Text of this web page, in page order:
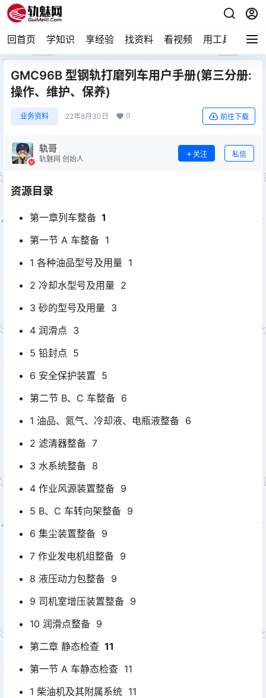
回首页 学知识 享经验 找资料 看视频 用工具 论技
GMC96B 型钢轨打磨列车用户手册(第三分册:
操作、维护、保养)
业务资料 22年8月30日 0 前往下载
轨哥
轨魅网 创始人
关注 私信
资源目录
第一章列车整备 1
第一节 A 车整备 1
1 各种油品型号及用量 1
2 冷却水型号及用量 2
3 砂的型号及用量 3
4 润滑点 3
5 铅封点 5
6 安全保护装置 5
第二节 B、C 车整备 6
1 油品、氮气、冷却液、电瓶液整备 6
2 滤清器整备 7
3 水系统整备 8
4 作业风源装置整备 9
5 B、C 车转向架整备 9
6 集尘装置整备 9
7 作业发电机组整备 9
8 液压动力包整备 9
9 司机室增压装置整备 9
10 润滑点整备 9
第二章 静态检查 11
第一节 A 车静态检查 11
1 柴油机及其附属系统 11